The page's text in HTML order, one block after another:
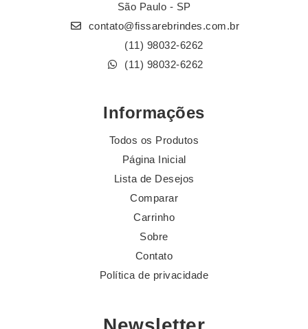
São Paulo - SP
contato@fissarebrindes.com.br
(11) 98032-6262
(11) 98032-6262
Informações
Todos os Produtos
Página Inicial
Lista de Desejos
Comparar
Carrinho
Sobre
Contato
Política de privacidade